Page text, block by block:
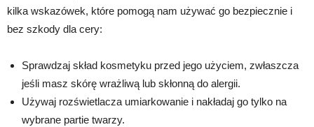
kilka wskazówek, które pomogą nam używać go bezpiecznie i
bez szkody dla cery:
Sprawdzaj skład kosmetyku przed jego użyciem, zwłaszcza
jeśli masz skórę wrażliwą lub skłonną do alergii.
Używaj rozświetlacza umiarkowanie i nakładaj go tylko na
wybrane partie twarzy.